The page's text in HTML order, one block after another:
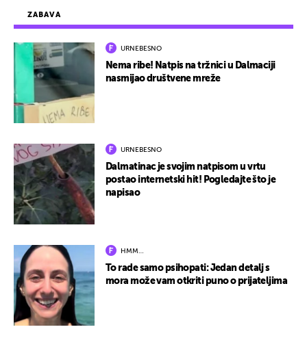
ZABAVA
URNEBESNO
Nema ribe! Natpis na tržnici u Dalmaciji
nasmijao društvene mreže
URNEBESNO
Dalmatinac je svojim natpisom u vrtu
postao internetski hit! Pogledajte što je
napisao
HMM…
To rade samo psihopati: Jedan detalj s
mora može vam otkriti puno o prijateljima